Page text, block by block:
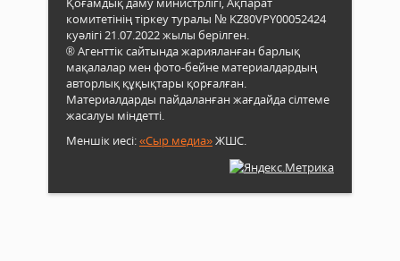
комитетінің тіркеу туралы № KZ80VPY00052424
куәлігі 21.07.2022 жылы берілген.
® Агенттік сайтында жарияланған барлық
мақалалар мен фото-бейне материалдардың
авторлық құқықтары қорғалған.
Материалдарды пайдаланған жағдайда сілтеме
жасалуы міндетті.
Меншік иесі:«Сыр медиа»ЖШС.